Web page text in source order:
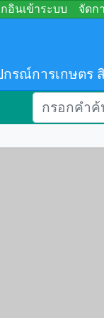
อินเข้าระบบ จัดก
ณ์การเกษตร